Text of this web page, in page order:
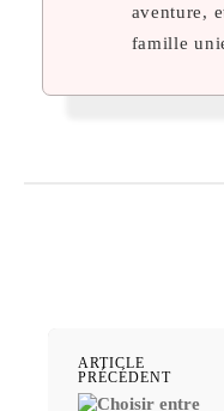
aventure,
famille
ARTICLE
PRÉCÉDENT